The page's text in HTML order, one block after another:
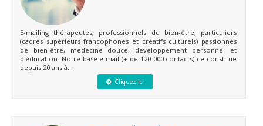
E-mailing thérapeutes, professionnels du bien-être, particuliers
(cadres supérieurs francophones et créatifs culturels) passionnés
de bien-être, médecine douce, développement personnel et
d'éducation. Notre base e-mail (+ de 120 000 contacts) ce constitue
depuis 20 ans à...
Cliquez ici